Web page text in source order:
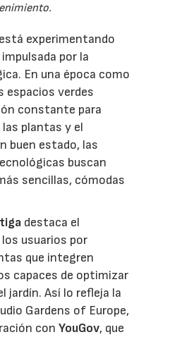
experimentando
por la
En una época como
espacios verdes
constante para
plantas y el
buen estado, las
buscan
sencillas, cómodas
destaca el
usuarios por
que integren
capaces de optimizar
jardín. Así lo refleja la
Gardens of Europe,
conYouGov, que